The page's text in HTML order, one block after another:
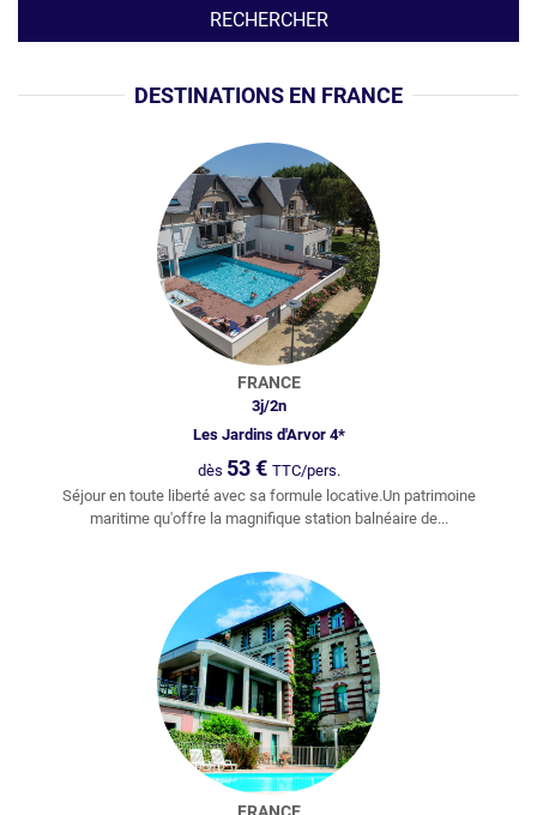
DESTINATIONS EN FRANCE
FRANCE
3j/2n
Les Jardins d'Arvor 4*
dès 53€ TTC/pers.
Séjour en toute liberté avec sa formule locative.Un patrimoine
maritime qu'offre la magnifique station balnéaire de...